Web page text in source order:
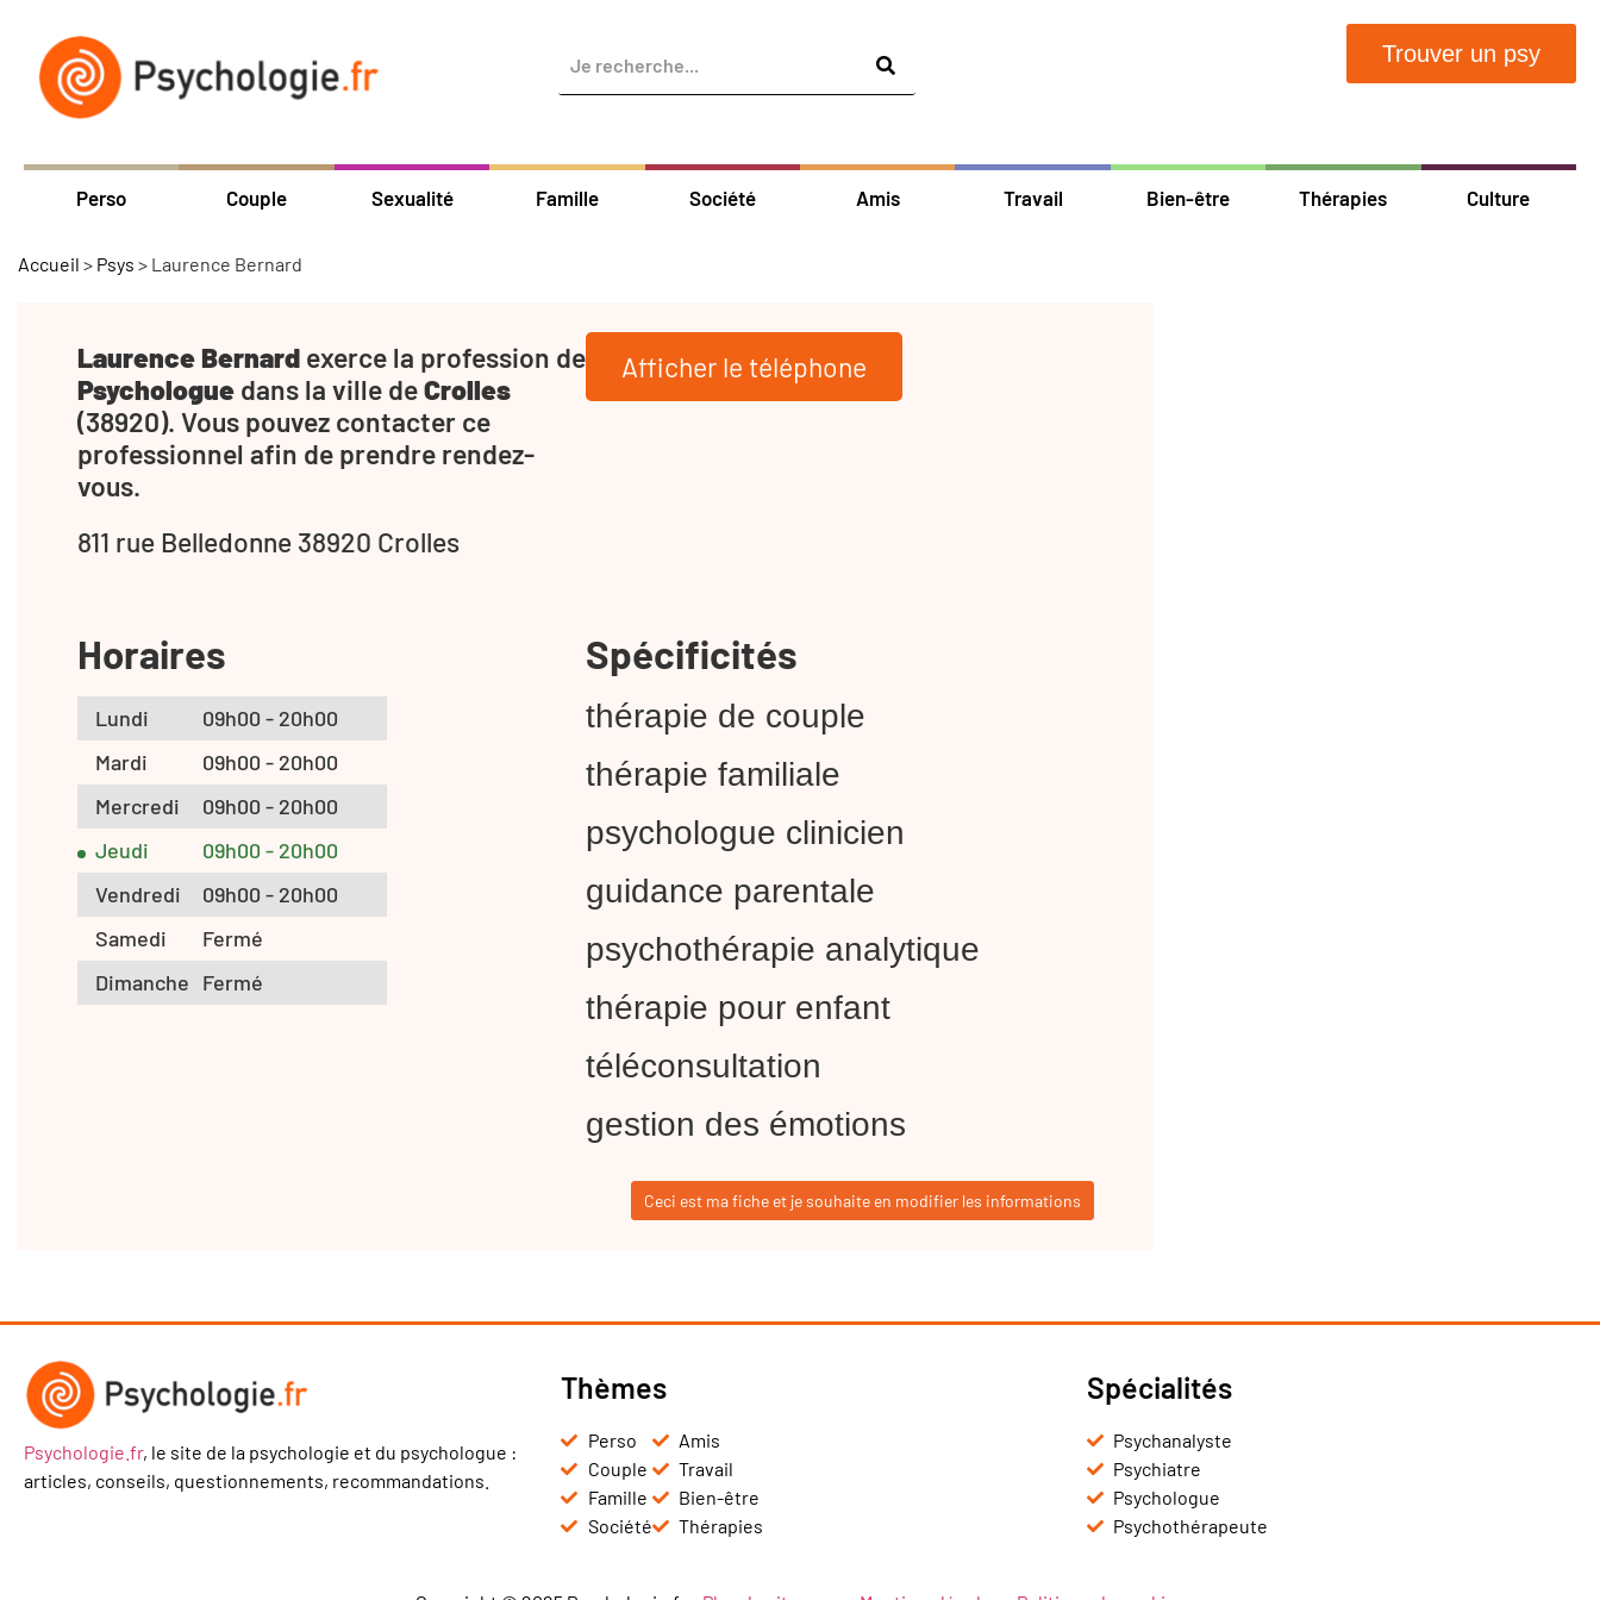
Trouver un psy
Perso Couple Sexualité Famille Société Amis Travail Bien-être Thérapies Culture
Accueil > Psys > Laurence Bernard
Laurence Bernard exerce la profession de
Psychologue dans la ville deCrolles
(38920). Vous pouvez contacter ce
professionnel afin de prendre rendez-
vous.
811 rue Belledonne 38920 Crolles
Afficher le téléphone
Horaires
Lundi
09h00 - 20h00
Mardi
09h00 - 20h00
Mercredi
09h00 - 20h00
Jeudi
09h00 - 20h00
Vendredi
09h00 - 20h00
Samedi
Fermé
Dimanche Fermé
Spécificités
thérapie de couple
thérapie familiale
psychologue clinicien
guidance parentale
psychothérapie analytique
thérapie pour enfant
téléconsultation
gestion des émotions
Ceci est ma fiche et je souhaite en modifier les informations
Psychologie.fr, le site de la psychologie et du psychologue :
articles, conseils, questionnements, recommandations.
Thèmes
Perso
Couple
Famille
Société
Amis
Travail
Bien-être
Thérapies
Spécialités
Psychanalyste
Psychiatre
Psychologue
Psychothérapeute